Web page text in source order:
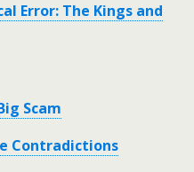
Error: The Kings and
Scam
Contradictions